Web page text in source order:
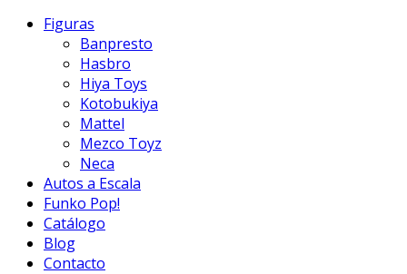
Figuras
Banpresto
Hasbro
Hiya Toys
Kotobukiya
Mattel
Mezco Toyz
Neca
Autos a Escala
Funko Pop!
Catálogo
Blog
Contacto